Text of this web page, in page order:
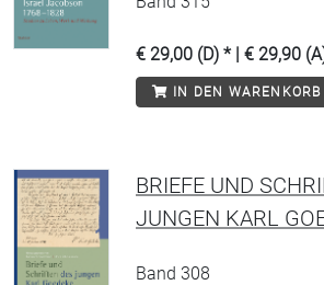
€ 29,00 (D) * | € 29,90
IN DEN WARENKORB
BRIEFE UND
JUNGEN KARL
Band 308